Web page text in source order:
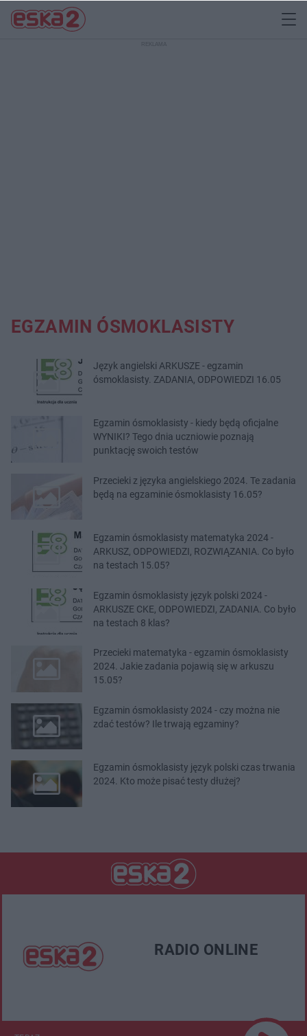
EGZAMIN ÓSMOKLASISTY
Język angielski ARKUSZE - egzamin
ósmoklasisty. ZADANIA, ODPOWIEDZI 16.05
Egzamin ósmoklasisty - kiedy będą oficjalne
WYNIKI? Tego dnia uczniowie poznają
punktację swoich testów
Przecieki z języka angielskiego 2024. Te zadania
będą na egzaminie ósmoklasisty 16.05?
Egzamin ósmoklasisty matematyka 2024 -
ARKUSZ, ODPOWIEDZI, ROZWIĄZANIA. Co było
na testach 15.05?
Egzamin ósmoklasisty język polski 2024 -
ARKUSZE CKE, ODPOWIEDZI, ZADANIA. Co było
na testach 8 klas?
Przecieki matematyka - egzamin ósmoklasisty
2024. Jakie zadania pojawią się w arkuszu
15.05?
Egzamin ósmoklasisty 2024 - czy można nie
zdać testów? Ile trwają egzaminy?
Egzamin ósmoklasisty język polski czas trwania
2024. Kto może pisać testy dłużej?
RADIO ONLINE